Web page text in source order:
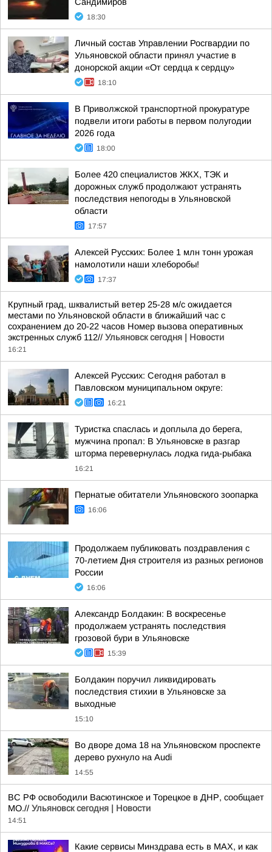
18:30
Личный состав Управлении Росгвардии по
Ульяновской области принял участие в
донорской акции «От сердца к сердцу»
18:10
В Приволжской транспортной прокуратуре
подвели итоги работы в первом полугодии
2026 года
18:00
Более 420 специалистов ЖКХ, ТЭК и
дорожных служб продолжают устранять
последствия непогоды в Ульяновской
области
17:57
Алексей Русских: Более 1 млн тонн урожая
намолотили наши хлеборобы!
17:37
Крупный град, шквалистый ветер 25-28 м/с ожидается
местами по Ульяновской области в ближайший час с
сохранением до 20-22 часов Номер вызова оперативных
экстренных служб 112// Ульяновск сегодня | Новости
16:21
Алексей Русских: Сегодня работал в
Павловском муниципальном округе:
16:21
Туристка спаслась и доплыла до берега,
мужчина пропал: В Ульяновске в разгар
шторма перевернулась лодка гида-рыбака
16:21
Пернатые обитатели Ульяновского зоопарка
16:06
Продолжаем публиковать поздравления с
70-летием Дня строителя из разных регионов
России
16:06
Александр Болдакин: В воскресенье
продолжаем устранять последствия
грозовой бури в Ульяновске
15:39
Болдакин поручил ликвидировать
последствия стихии в Ульяновске за
выходные
15:10
Во дворе дома 18 на Ульяновском проспекте
дерево рухнуло на Audi
14:55
ВС РФ освободили Васютинское и Торецкое в ДНР, сообщает
МО.// Ульяновск сегодня | Новости
14:51
Какие сервисы Минздрава есть в МАХ, и как